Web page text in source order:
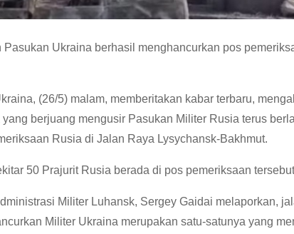
Ukraina berhasil menghancurkan pos
(26/5) malam, memberitakan kabar terbaru,
berjuang mengusir Pasukan Militer Rusia terus
Rusia di Jalan Raya Lysychansk-Bakhmut.
50 Prajurit Rusia berada di pos pemeriksaan
Militer Luhansk, Sergey Gaidai melaporkan,
Militer Ukraina merupakan satu-satunya yang